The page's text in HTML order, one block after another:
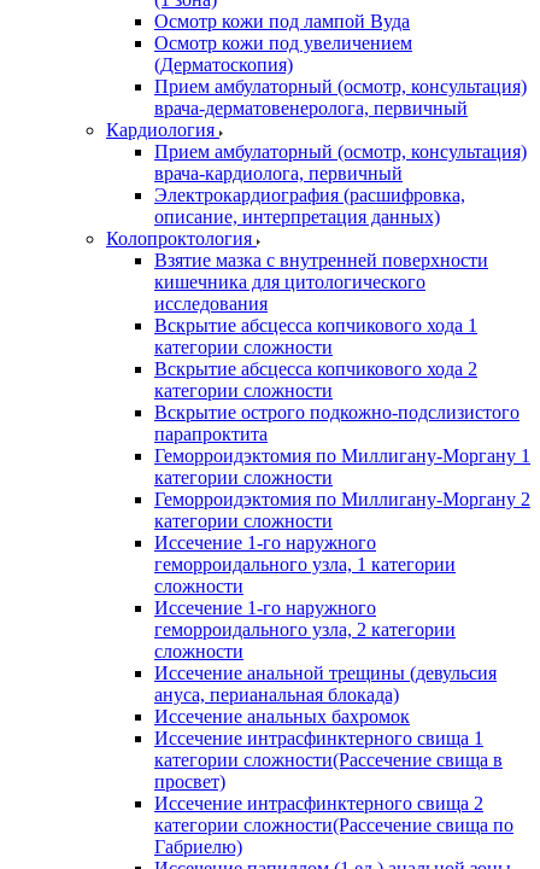
Осмотр кожи под лампой Вуда
Осмотр кожи под увеличением
(Дерматоскопия)
Прием амбулаторный (осмотр, консультация)
врача-дерматовенеролога, первичный
Кардиология
Прием амбулаторный (осмотр, консультация)
врача-кардиолога, первичный
Электрокардиография (расшифровка,
описание, интерпретация данных)
Колопроктология
Взятие мазка с внутренней поверхности
кишечника для цитологического
исследования
Вскрытие абсцесса копчикового хода 1
категории сложности
Вскрытие абсцесса копчикового хода 2
категории сложности
Вскрытие острого подкожно-подслизистого
парапроктита
Геморроидэктомия по Миллигану-Моргану 1
категории сложности
Геморроидэктомия по Миллигану-Моргану 2
категории сложности
Иссечение 1-го наружного
геморроидального узла, 1 категории
сложности
Иссечение 1-го наружного
геморроидального узла, 2 категории
сложности
Иссечение анальной трещины (девульсия
ануса, перианальная блокада)
Иссечение анальных бахромок
Иссечение интрасфинктерного свища 1
категории сложности(Рассечение свища в
просвет)
Иссечение интрасфинктерного свища 2
категории сложности(Рассечение свища по
Габриелю)